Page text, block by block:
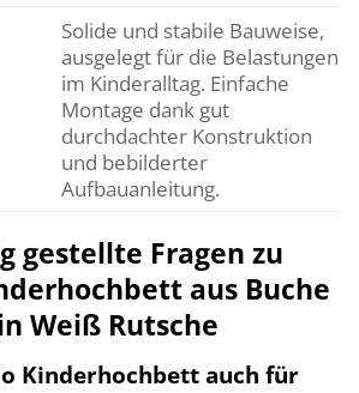
Solide und stabile Bauweise,
ausgelegt für die Belastungen
im Kinderalltag. Einfache
Montage dank gut
durchdachter Konstruktion
und bebilderter
Aufbauanleitung.
gestellte Fragen zu
aus Buche
Weiß Rutsche
Kinderhochbett auch für